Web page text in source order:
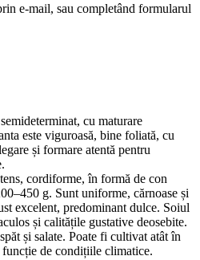
e-mail, sau completând formularul
cu maturare
este viguroasă, bine foliată, cu
și formare atentă pentru
cordiforme, în formă de con
g. Sunt uniforme, cărnoase și
excelent, predominant dulce. Soiul
și calitățile gustative deosebite.
și salate. Poate fi cultivat atât în
de condițiile climatice.